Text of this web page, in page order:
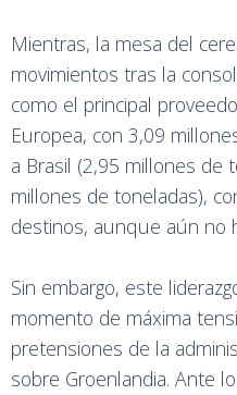
Mientras, la mesa del
movimientos tras la
como el principal
Europea, con 3,09
a Brasil (2,95 millones de
millones de toneladas),
destinos, aunque aún no
Sin embargo, este
momento de máxima
pretensiones de la
sobre Groenlandia. Ante